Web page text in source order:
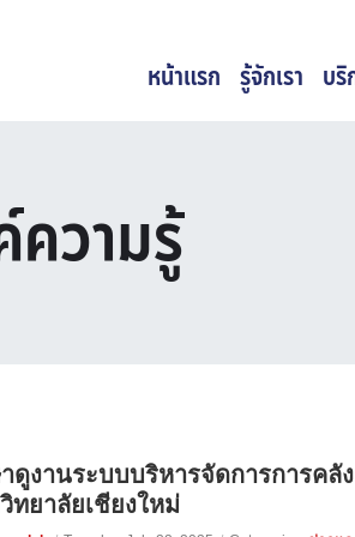
หน้าแรก รู้จักเรา บริ
วามรู้
ดูงานระบบบริหารจัดการการคลั
ทยาลัยเชียงใหม่